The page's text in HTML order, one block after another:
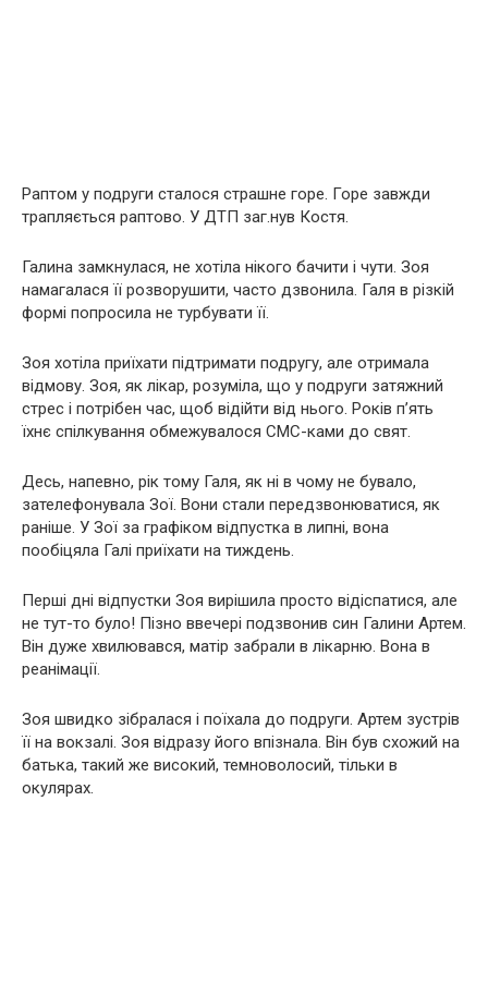
Раптом у подруги сталося страшне горе. Горе завжди
трапляється раптово. У ДТП заг.нув Костя.
Галина замкнулася, не хотіла нікого бачити і чути. Зоя
намагалася її розворушити, часто дзвонила. Галя в різкій
формі попросила не турбувати її.
Зоя хотіла приїхати підтримати подругу, але отримала
відмову. Зоя, як лікар, розуміла, що у подруги затяжний
стрес і потрібен час, щоб відійти від нього. Років п’ять
їхнє спілкування обмежувалося СМС-ками до свят.
Десь, напевно, рік тому Галя, як ні в чому не бувало,
зателефонувала Зої. Вони стали передзвонюватися, як
раніше. У Зої за графіком відпустка в липні, вона
пообіцяла Галі приїхати на тиждень.
Перші дні відпустки Зоя вирішила просто відіспатися, але
не тут-то було! Пізно ввечері подзвонив син Галини Артем.
Він дуже хвилювався, матір забрали в лікарню. Вона в
реанімації.
Зоя швидко зібралася і поїхала до подруги. Артем зустрів
її на вокзалі. Зоя відразу його впізнала. Він був схожий на
батька, такий же високий, темноволосий, тільки в
окулярах.